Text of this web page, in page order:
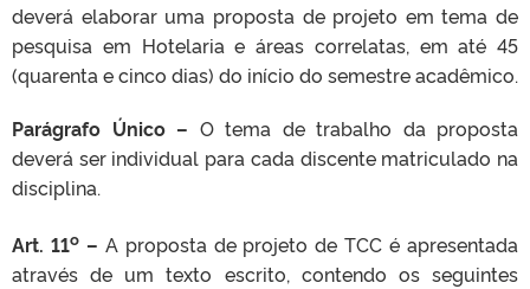
deverá elaborar uma proposta de projeto em tema de
pesquisa em Hotelaria e áreas correlatas, em até 45
(quarenta e cinco dias) do início do semestre acadêmico.
Parágrafo Único – O tema de trabalho da proposta
deverá ser individual para cada discente matriculado na
disciplina.
Art. 11o– A proposta de projeto de TCC é apresentada
através de um texto escrito, contendo os seguintes